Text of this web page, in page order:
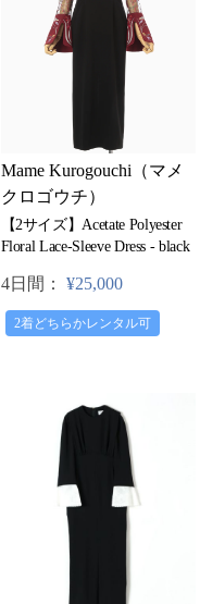
Mame Kurogouchi（マメ
クロゴウチ）
【2サイズ】Acetate Polyester
Floral Lace-Sleeve Dress - black
4日間： ¥25,000
2着どちらかレンタル可